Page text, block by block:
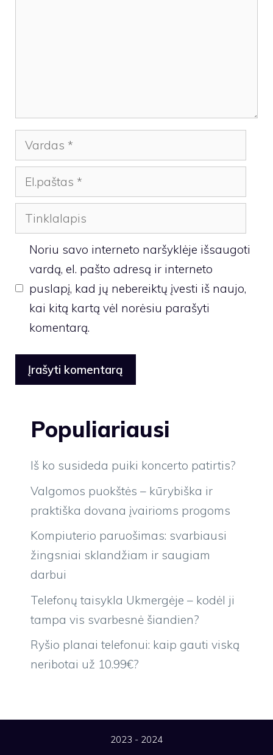
Vardas
El.paštas
Tinklalapis
Noriu savo interneto naršyklėje išsaugoti
vardą, el. pašto adresą ir interneto
puslapį, kad jų nebereiktų įvesti iš naujo,
kai kitą kartą vėl norėsiu parašyti
komentarą.
Populiariausi
Iš ko susideda puiki koncerto patirtis?
Valgomos puokštės – kūrybiška ir
praktiška dovana įvairioms progoms
Kompiuterio paruošimas: svarbiausi
žingsniai sklandžiam ir saugiam
darbui
Telefonų taisykla Ukmergėje – kodėl ji
tampa vis svarbesnė šiandien?
Ryšio planai telefonui: kaip gauti viską
neribotai už 10.99€?
2023 - 2024